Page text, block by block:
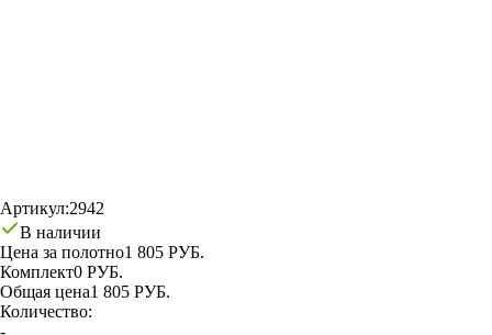
Артикул:2942
В наличии
Цена за полотно1 805 РУБ.
Комплект0 РУБ.
Общая цена1 805 РУБ.
Количество:
-